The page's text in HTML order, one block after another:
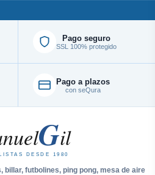
Pago seguro
SSL 100% protegido
Pago a plazos
con seQura
Gil
DESDE 1980
billar, futbolines, ping pong, mesa de aire